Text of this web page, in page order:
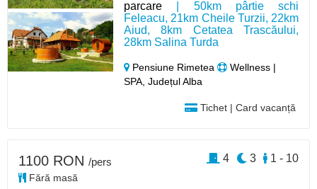
parcare | 50km pârtie schi
Feleacu, 21km Cheile Turzii, 22km
Aiud, 8km Cetatea Trascăului,
28km Salina Turda
Pensiune Rimetea
Wellness |
SPA, Județul Alba
Tichet | Card vacanță
1100 RON /pers
Fără masă
1 - 10
3
4